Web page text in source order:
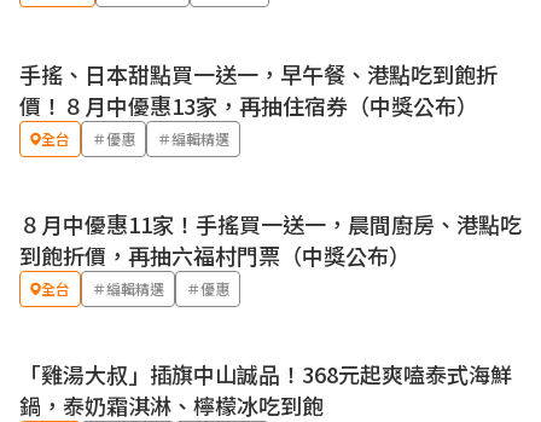
優惠
手搖、日本甜點買一送一，早午餐、港點吃到飽折
價！８月中優惠13家，再抽住宿券（中獎公布）
全台 ＃優惠 ＃編輯精選
優惠
８月中優惠11家！手搖買一送一，晨間廚房、港點吃
到飽折價，再抽六福村門票（中獎公布）
全台 ＃編輯精選 ＃優惠
「雞湯大叔」插旗中山誠品！368元起爽嗑泰式海鮮
鍋，泰奶霜淇淋、檸檬冰吃到飽